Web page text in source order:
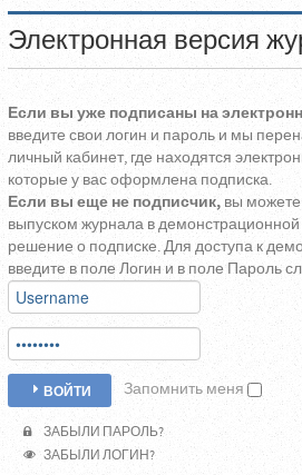
Электронная версия
Если вы уже подписаны на
введите свои логин и пароль и мы
личный кабинет, где находятся
которые у вас оформлена подписка.
Если вы еще не подписчик, вы
выпуском журнала в
решение о подписке. Для доступа к
введите в поле Логин и в поле Пароль
ВОЙТИ Запомнить меня
ЗАБЫЛИ ПАРОЛЬ?
ЗАБЫЛИ ЛОГИН?